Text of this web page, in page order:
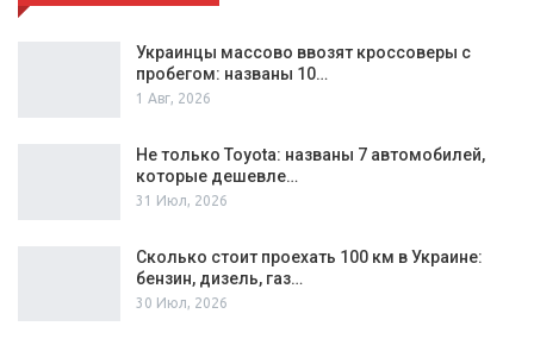
Украинцы массово ввозят кроссоверы с
пробегом: названы 10…
1 Авг, 2026
Не только Toyota: названы 7 автомобилей,
которые дешевле…
31 Июл, 2026
Сколько стоит проехать 100 км в Украине:
бензин, дизель, газ…
30 Июл, 2026